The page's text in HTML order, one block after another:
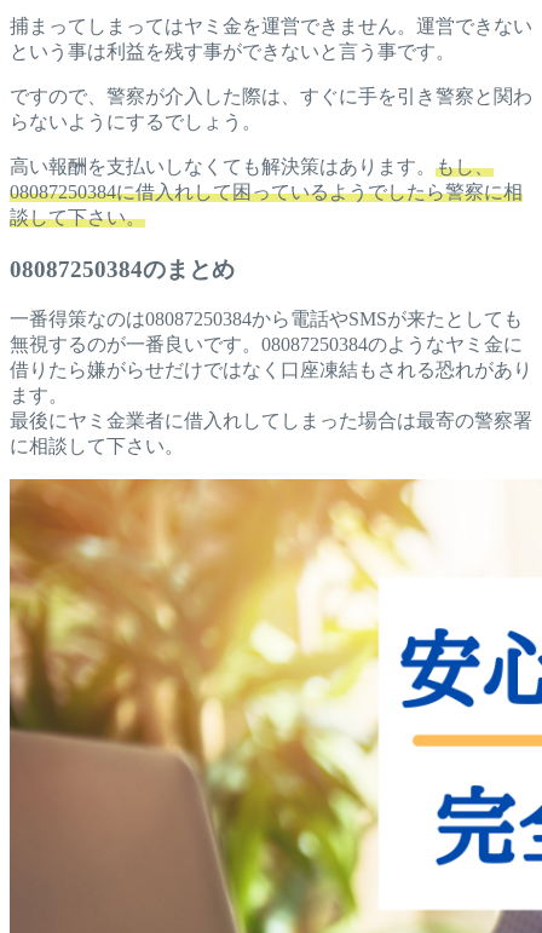
捕まってしまってはヤミ金を運営できません。運営できない
という事は利益を残す事ができないと言う事です。
ですので、警察が介入した際は、すぐに手を引き警察と関わ
らないようにするでしょう。
高い報酬を支払いしなくても解決策はあります。 もし、
08087250384に借入れして困っているようでしたら警察に相
談して下さい。
08087250384のまとめ
一番得策なのは08087250384から電話やSMSが来たとしても
無視するのが一番良いです。08087250384のようなヤミ金に
借りたら嫌がらせだけではなく口座凍結もされる恐れがあり
ます。
最後にヤミ金業者に借入れしてしまった場合は最寄の警察署
に相談して下さい。